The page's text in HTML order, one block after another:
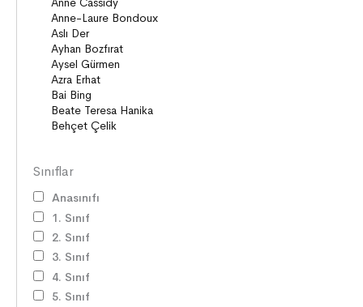
Sınıflar
Anasınıfı
1. Sınıf
2. Sınıf
3. Sınıf
4. Sınıf
5. Sınıf